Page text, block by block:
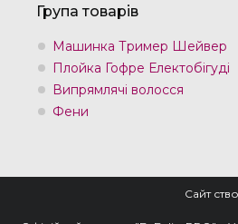
Група товарів
Машинка Тример Шейвер
Плойка Гофре Електобігуді
Випрямлячі волосся
Фени
Сайт